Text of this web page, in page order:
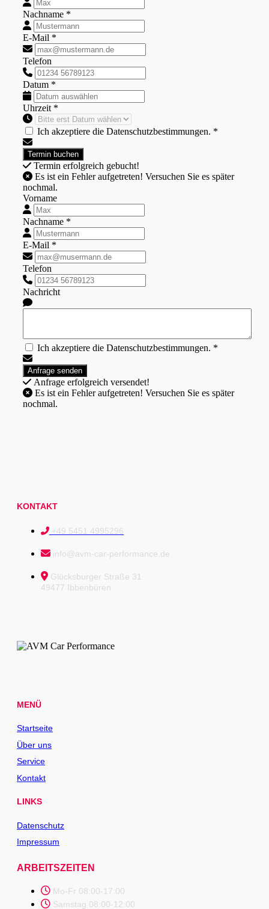
Nachname *
E-Mail *
Telefon
Datum *
Uhrzeit *
Ich akzeptiere die Datenschutzbestimmungen. *
Termin erfolgreich gebucht!
nochmal.
Vorname
Nachname *
E-Mail *
Telefon
Nachricht
Ich akzeptiere die Datenschutzbestimmungen. *
Anfrage erfolgreich versendet!
nochmal.
KONTAKT
+49 5451 4995296
info@avm-car-performance.de
Glücksburger Straße 31
49477 Ibbenbüren
MENÜ
Startseite
Über uns
Service
Kontakt
LINKS
Datenschutz
Impressum
ARBEITSZEITEN
Mo-Fr 08:00-17:00
Samstag 08:00-12:00